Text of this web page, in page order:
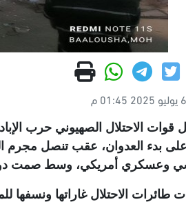
بدء العدوان، عقب تنصل مجرم
وعسكري أمريكي، وسط صمت
طائرات الاحتلال غاراتها ونسفها